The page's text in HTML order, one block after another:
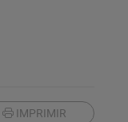
IMPRIMIR